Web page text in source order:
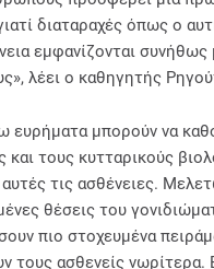
διαταραχές όπως ο
εμφανίζονται
λέει ο καθηγητής
ευρήματα μπορούν να
και τους κυτταρικούς
τις ασθένειες.
θέσεις του
πιο στοχευμένα
τους ασθενείς νωρίτερα.